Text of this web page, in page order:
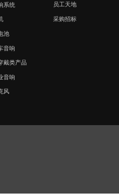
员工天地
采购招标
系统
池
音响
戴类产品
音响
风